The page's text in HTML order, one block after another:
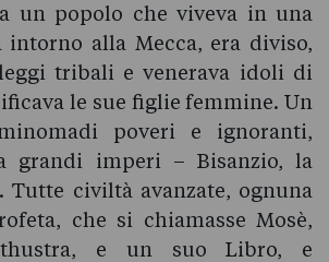
un popolo che viveva in una
intorno alla Mecca, era diviso,
tribali e venerava idoli di
le sue figlie femmine. Un
poveri e ignoranti,
grandi imperi – Bisanzio, la
Tutte civiltà avanzate, ognuna
che si chiamasse Mosè,
e un suo Libro, e